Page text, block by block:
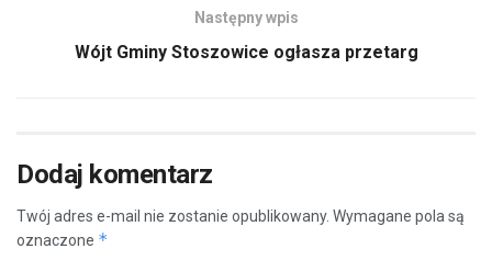
Następny wpis
Wójt Gminy Stoszowice ogłasza przetarg
Dodaj komentarz
Twój adres e-mail nie zostanie opublikowany. Wymagane pola są
oznaczone *